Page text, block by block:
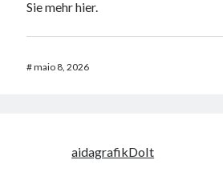
Sie mehr hier.
#maio 8, 2026
aidagrafikDoIt